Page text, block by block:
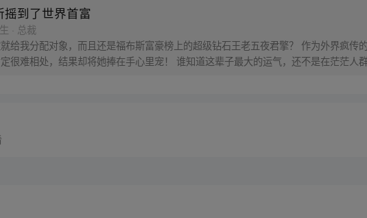
摇到了世界首富
· 总裁
给我分配对象，而且还是福布斯富豪榜上的超级钻石王老五夜君擎？ 作为外界疯传
很难相处，结果却将她捧在手心里宠！ 谁知道这辈子最大的运气，还不是在茫茫